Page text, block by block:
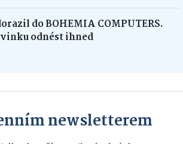
do BOHEMIA COMPUTERS.
odnést ihned
newsletterem